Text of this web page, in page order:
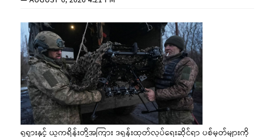
ရုရှားနှင့် ယူကရိန်းတို့အကြား ဒရုန်းထုတ်လုပ်ရေးဆိုင်ရာ ပစ်မှတ်များကို